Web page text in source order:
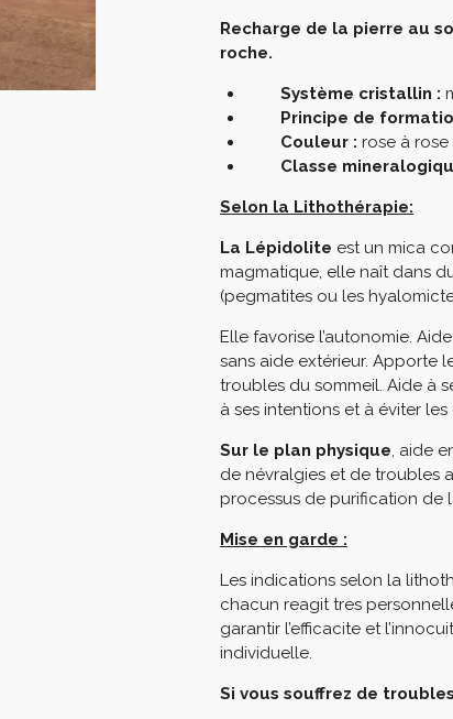
Recharge de la pierre au
roche.
Système cristallin :
Principe de
Couleur : rose à
Classe
Selon la Lithothérapie:
La Lépidolite est un mica
magmatique, elle naît dans
(pegmatites ou les
Elle favorise l’autonomie.
sans aide extérieur. Apporte
troubles du sommeil. Aide à
à ses intentions et à éviter les
Sur le plan physique, aide
de névralgies et de troubles
processus de purification de
Mise en garde :
Les indications selon la
chacun reagit tres
garantir l’efficacite et
individuelle.
Si vous souffrez de